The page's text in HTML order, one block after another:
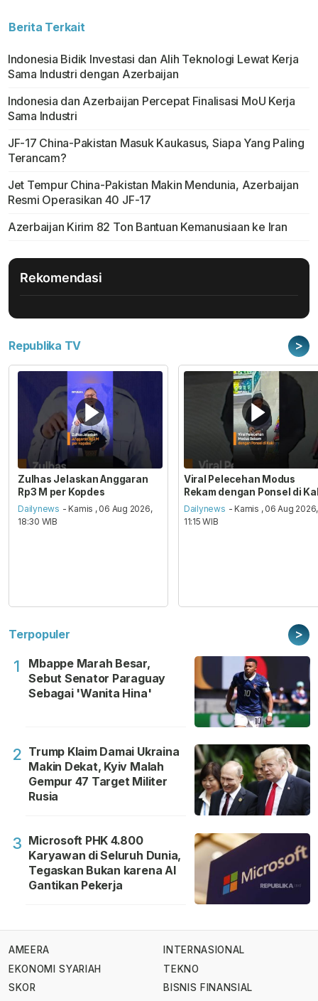
Berita Terkait
Indonesia Bidik Investasi dan Alih Teknologi Lewat Kerja
Sama Industri dengan Azerbaijan
Indonesia dan Azerbaijan Percepat Finalisasi MoU Kerja
Sama Industri
JF-17 China-Pakistan Masuk Kaukasus, Siapa Yang Paling
Terancam?
Jet Tempur China-Pakistan Makin Mendunia, Azerbaijan
Resmi Operasikan 40 JF-17
Azerbaijan Kirim 82 Ton Bantuan Kemanusiaan ke Iran
Rekomendasi
Republika TV >
Zulhas Jelaskan Anggaran
Rp3 M per Kopdes
Dailynews - Kamis , 06 Aug 2026,
18:30 WIB
Viral Pelecehan Modus
Rekam dengan Ponsel di
Dailynews - Kamis , 06 Aug 2026,
11:15 WIB
Terpopuler >
1
Mbappe Marah Besar,
Sebut Senator Paraguay
Sebagai 'Wanita Hina'
2 Trump Klaim Damai Ukraina
Makin Dekat, Kyiv Malah
Gempur 47 Target Militer
Rusia
3 Microsoft PHK 4.800
Karyawan di Seluruh Dunia,
Tegaskan Bukan karena AI
Gantikan Pekerja
AMEERA
EKONOMI SYARIAH
SKOR
INTERNASIONAL
TEKNO
BISNIS FINANSIAL